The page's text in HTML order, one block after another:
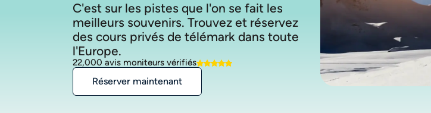
C'est sur les pistes que l'on se fait les
meilleurs souvenirs. Trouvez et réservez
des cours privés de télémark dans toute
22,000 avis moniteurs vérifiés
Réserver maintenant